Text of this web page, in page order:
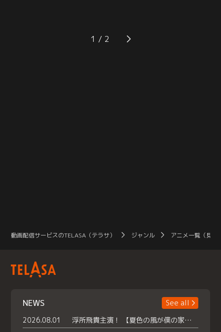
【提供：バンダイチャンネル】
リストして新たな衝動に突き動かさ
れ、それぞれの行動に出る。【提
1
動画配信サービスのTELASA（テラサ） ジャンル アニメ一覧（見放
NEWS
See all
2026.08.01
浮所飛貴主演！ 【夏色の風が僕の家にやってきた】 本日よりテラサで独占配信スタート！